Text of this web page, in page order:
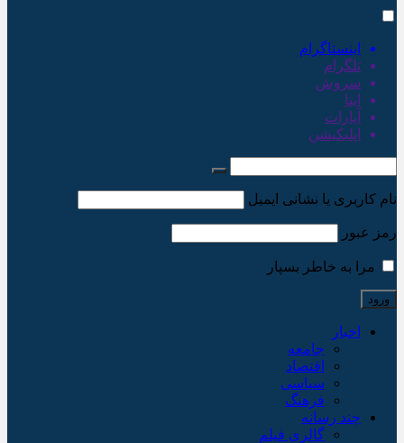
اینستاگرام
تلگرام
سروش
ایتا
آپارات
اپلیکیشن
نام کاربری یا نشانی ایمیل
رمز عبور
مرا به خاطر بسپار
اخبار
جامعه
اقتصاد
سیاسی
فرهنگ
چند رسانه
گالری فیلم